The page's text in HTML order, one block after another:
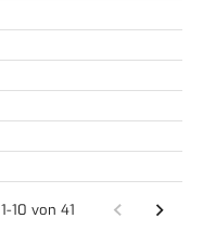
1-10 von 41